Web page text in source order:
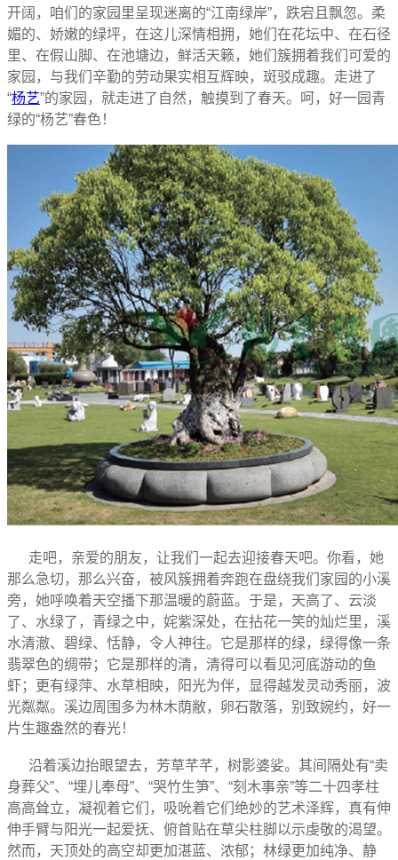
开阔，咱们的家园里呈现迷离的“江南绿岸”，跌宕且飘忽。柔
媚的、娇嫩的绿坪，在这儿深情相拥，她们在花坛中、在石径
里、在假山脚、在池塘边，鲜活天籁，她们簇拥着我们可爱的
家园，与我们辛勤的劳动果实相互辉映，斑驳成趣。走进了
“杨艺”的家园，就走进了自然，触摸到了春天。呵，好一园青
绿的“杨艺”春色！
走吧，亲爱的朋友，让我们一起去迎接春天吧。你看，她
那么急切，那么兴奋，被风簇拥着奔跑在盘绕我们家园的小溪
旁，她呼唤着天空播下那温暖的蔚蓝。于是，天高了、云淡
了、水绿了，青绿之中，姹紫深处，在拈花一笑的灿烂里，溪
水清澈、碧绿、恬静，令人神往。它是那样的绿，绿得像一条
翡翠色的绸带；它是那样的清，清得可以看见河底游动的鱼
虾；更有绿萍、水草相映，阳光为伴，显得越发灵动秀丽，波
光粼粼。溪边周围多为林木荫敝，卵石散落，别致婉约，好一
片生趣盎然的春光！
沿着溪边抬眼望去，芳草芊芊，树影婆娑。其间隔处有“卖
身葬父”、“埋儿奉母”、“哭竹生笋”、“刻木事亲”等二十四孝柱
高高耸立，凝视着它们，吸吮着它们绝妙的艺术泽辉，真有伸
伸手臂与阳光一起爱抚、俯首贴在草尖柱脚以示虔敬的渴望。
然而，天顶处的高空却更加湛蓝、浓郁；林绿更加纯净、静